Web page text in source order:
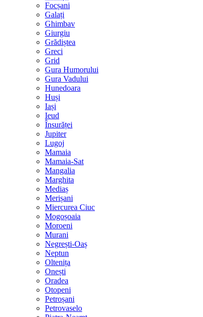
Focșani
Galați
Ghimbav
Giurgiu
Grădiștea
Greci
Grid
Gura Humorului
Gura Vadului
Hunedoara
Huși
Iași
Ieud
Însurăței
Jupiter
Lugoj
Mamaia
Mamaia-Sat
Mangalia
Marghita
Mediaș
Merișani
Miercurea Ciuc
Mogoșoaia
Moroeni
Murani
Negrești-Oaș
Neptun
Oltenița
Onești
Oradea
Otopeni
Petroșani
Petrovaselo